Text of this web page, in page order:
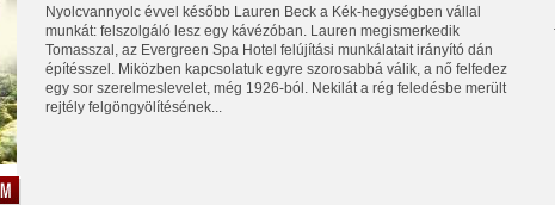
Nyolcvannyolc évvel később Lauren Beck a Kék-hegységben vállal
munkát: felszolgáló lesz egy kávézóban. Lauren megismerkedik
Tomasszal, az Evergreen Spa Hotel felújítási munkálatait irányító dán
építésszel. Miközben kapcsolatuk egyre szorosabbá válik, a nő felfedez
egy sor szerelmeslevelet, még 1926-ból. Nekilát a rég feledésbe merült
rejtély felgöngyölítésének...